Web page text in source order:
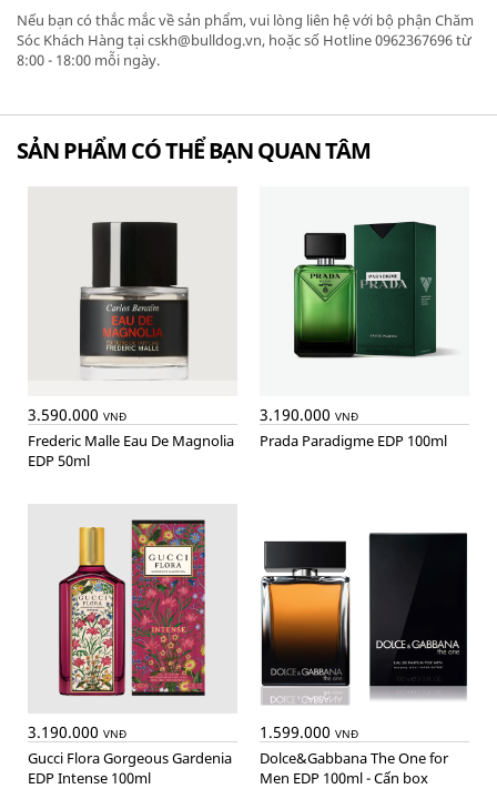
Nếu bạn có thắc mắc về sản phẩm, vui lòng liên hệ với bộ phận Chăm
Sóc Khách Hàng tại cskh@bulldog.vn, hoặc số Hotline 0962367696 từ
8:00 - 18:00 mỗi ngày.
SẢN PHẨM CÓ THỂ BẠN QUAN TÂM
3.590.000 VNĐ
Frederic Malle Eau De Magnolia
EDP 50ml
3.190.000 VNĐ
Prada Paradigme EDP 100ml
3.190.000 VNĐ
Gucci Flora Gorgeous Gardenia
EDP Intense 100ml
1.599.000 VNĐ
Dolce&Gabbana The One for
Men EDP 100ml - Cấn box